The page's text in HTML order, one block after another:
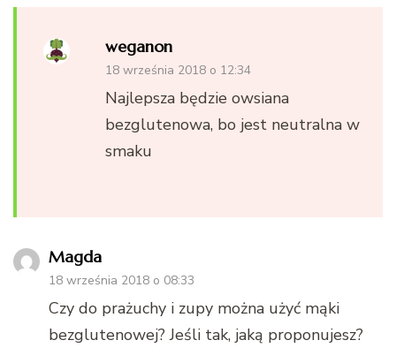
weganon
18 września 2018 o 12:34
Najlepsza będzie owsiana
bezglutenowa, bo jest neutralna w
smaku
Magda
18 września 2018 o 08:33
Czy do prażuchy i zupy można użyć mąki
bezglutenowej? Jeśli tak, jaką proponujesz?